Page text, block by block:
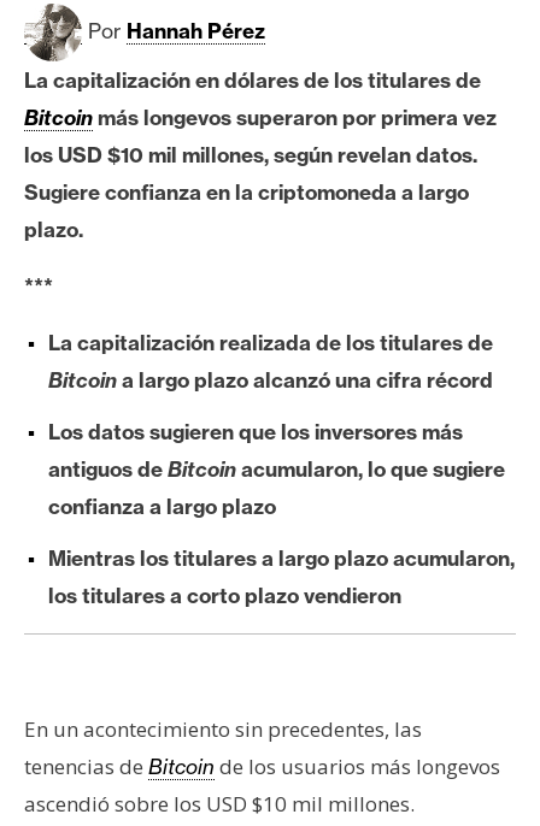
B
i
t
c
o
i
n
h
e
e
u
m
I
A
n
l
i
Por Hannah Pérez
La capitalización en dólares de los titulares de
Bitcoinmás longevos superaron por primera vez
los USD $10 mil millones, según revelan datos.
Sugiere confianza en la criptomoneda a largo
plazo.
***
La capitalización realizada de los titulares de
Bitcoina largo plazo alcanzó una cifra récord
Los datos sugieren que los inversores más
antiguos deBitcoinacumularon, lo que sugiere
confianza a largo plazo
Mientras los titulares a largo plazo acumularon,
los titulares a corto plazo vendieron
En un acontecimiento sin precedentes, las
tenencias de Bitcoin de los usuarios más longevos
ascendió sobre los USD $10 mil millones.